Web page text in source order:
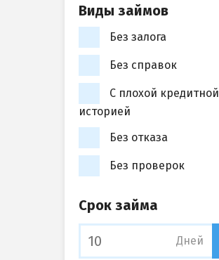
Виды займов
Без залога
Без справок
С плохой кредитной
историей
Без отказа
Без проверок
Срок займа
Дней